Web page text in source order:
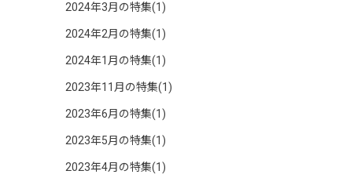
2024年3月の特集(1)
2024年2月の特集(1)
2024年1月の特集(1)
2023年11月の特集(1)
2023年6月の特集(1)
2023年5月の特集(1)
2023年4月の特集(1)